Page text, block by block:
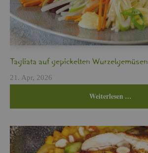
Ta­glia­ta auf ge­pi­ckel­ten Wur­zel­ge­mü­sen
21. Apr, 2026
Wei­ter­le­sen …